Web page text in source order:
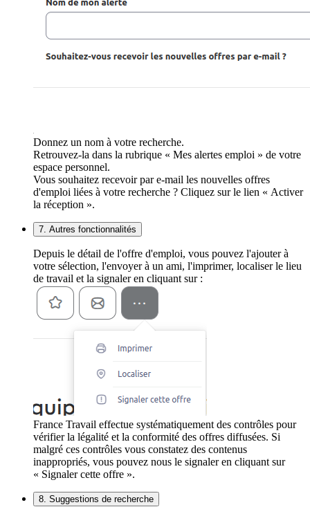
Donnez un nom à votre recherche.
Retrouvez-la dans la rubrique « Mes alertes emploi » de votre
espace personnel.
Vous souhaitez recevoir par e-mail les nouvelles offres
d'emploi liées à votre recherche ? Cliquez sur le lien « Activer
la réception ».
7. Autres fonctionnalités
Depuis le détail de l'offre d'emploi, vous pouvez l'ajouter à
votre sélection, l'envoyer à un ami, l'imprimer, localiser le lieu
de travail et la signaler en cliquant sur :
France Travail effectue systématiquement des contrôles pour
vérifier la légalité et la conformité des offres diffusées. Si
malgré ces contrôles vous constatez des contenus
inappropriés, vous pouvez nous le signaler en cliquant sur
« Signaler cette offre ».
8. Suggestions de recherche